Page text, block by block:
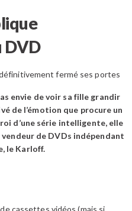
DVD
fermé ses portes
envie de voir sa fille grandir
de l’émotion que procure un
d’une série intelligente, elle
de DVDs indépendant
le Karloff.
cassettes vidéos (mais si,